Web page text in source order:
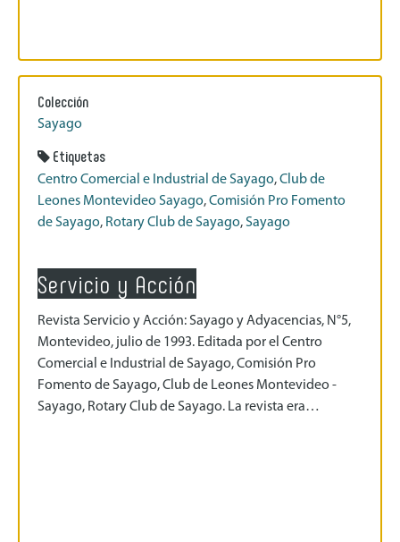
Colección
Sayago
Etiquetas
Centro Comercial e Industrial de Sayago,Club de
Leones Montevideo Sayago,Comisión Pro Fomento
de Sayago, Rotary Club de Sayago,Sayago
Servicio y Acción
Revista Servicio y Acción: Sayago y Adyacencias, N°5,
Montevideo, julio de 1993. Editada por el Centro
Comercial e Industrial de Sayago, Comisión Pro
Fomento de Sayago, Club de Leones Montevideo -
Sayago, Rotary Club de Sayago. La revista era…